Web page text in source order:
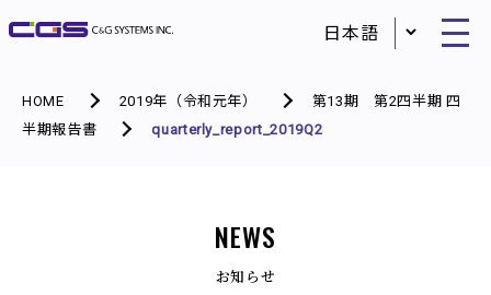
HOME 2019年（令和元年）
第13期 第2四半期 四
半期報告書
quarterly_report_2019Q2
NEWS
お知らせ